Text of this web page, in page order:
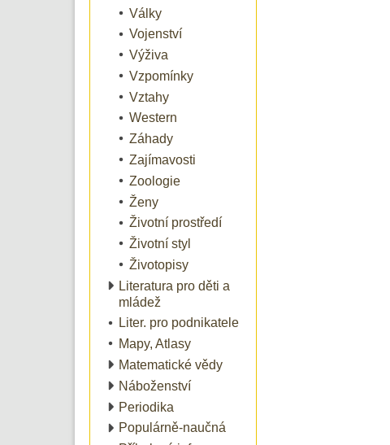
Války
Vojenství
Výživa
Vzpomínky
Vztahy
Western
Záhady
Zajímavosti
Zoologie
Ženy
Životní prostředí
Životní styl
Životopisy
Literatura pro děti a
mládež
Liter. pro podnikatele
Mapy, Atlasy
Matematické vědy
Náboženství
Periodika
Populárně-naučná